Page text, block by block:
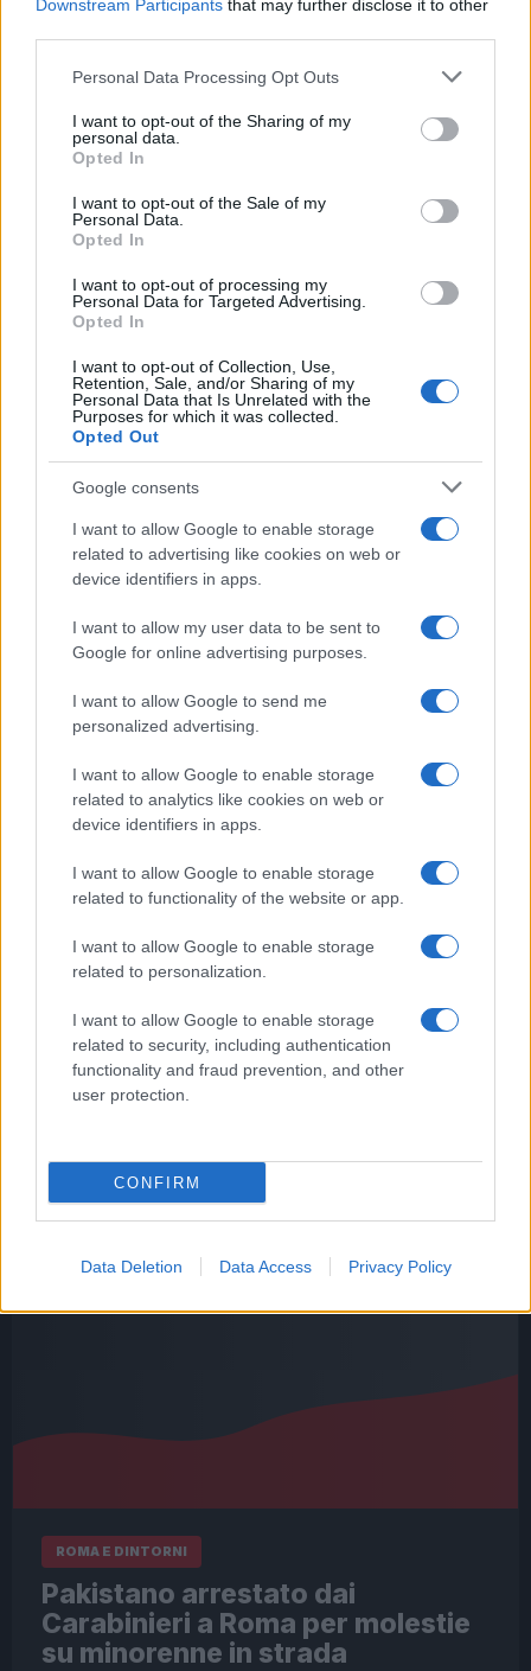
Downstream Participants that may further disclose it to other
Please note that this website/app uses one or more Google
not limited to your visit or usage behaviour. You may click to
grant or deny consent to Google and its third-party tags to
use your data for below specified purposes in below Google
consent section.
Personal Data Processing Opt Outs
I want to opt-out of the Sharing of my
personal data.
Opted In
I want to opt-out of the Sale of my
Personal Data.
Opted In
I want to opt-out of processing my
Personal Data for Targeted Advertising.
Opted In
I want to opt-out of Collection, Use,
Retention, Sale, and/or Sharing of my
Personal Data that Is Unrelated with the
Purposes for which it was collected.
Opted Out
Google consents
I want to allow Google to enable storage
related to advertising like cookies on web or
device identifiers in apps.
I want to allow my user data to be sent to
Google for online advertising purposes.
I want to allow Google to send me
personalized advertising.
I want to allow Google to enable storage
related to analytics like cookies on web or
device identifiers in apps.
I want to allow Google to enable storage
related to functionality of the website or app.
I want to allow Google to enable storage
related to personalization.
I want to allow Google to enable storage
related to security, including authentication
functionality and fraud prevention, and other
user protection.
CONFIRM
Data Deletion Data Access Privacy Policy
CRONACA
Il lato oscuro del gioco: il
dramma dei minori nel web
11 Marzo 2026 - 10:14
Una storia che lascia senza parole: una
tredicenne adescata su Roblox, ricattata con
quattro condanne per un totale di 30 anni…
Leggi l’articolo →
Nuove Norme Agcom sui Cellulari
per Minori: SIM Bloccate e Siti
Inappropriati Vietati
31 Ottobre 2023 - 12:22Villani
per Minori Le regole sui cellulari per minori
stanno cambiando. La nuova normativa
rappresenta un motivo di sollievo per genitori e
insegnanti,…
Leggi l’articolo →
ROMA E DINTORNI
Pakistano arrestato dai
Carabinieri a Roma per molestie
su minorenne in strada